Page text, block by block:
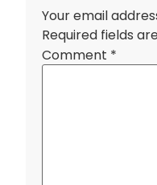
Your email
Required fields
Comment *